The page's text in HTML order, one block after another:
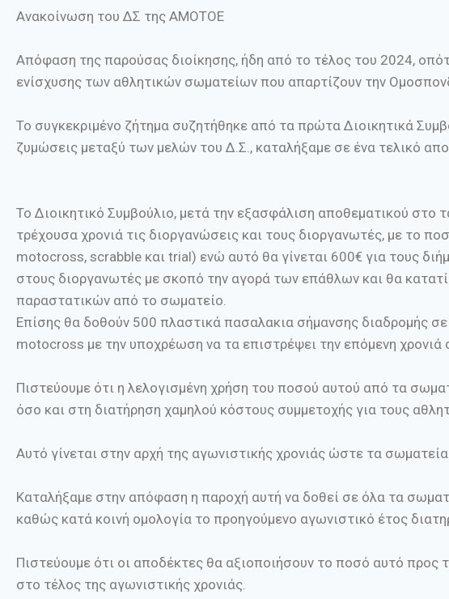
Ανακοίνωση του ΔΣ της ΑΜΟΤΟΕ
Απόφαση της παρούσας διοίκησης, ήδη από το τέλος του 2024,
ενίσχυσης των αθλητικών σωματείων που απαρτίζουν την
Το συγκεκριμένο ζήτημα συζητήθηκε από τα πρώτα Διοικητικά
ζυμώσεις μεταξύ των μελών του Δ.Σ., καταλήξαμε σε ένα τελικό
Το Διοικητικό Συμβούλιο, μετά την εξασφάλιση αποθεματικού στο
τρέχουσα χρονιά τις διοργανώσεις και τους διοργανωτές, με το
motocross, scrabble και trial) ενώ αυτό θα γίνεται 600€ για τους
στους διοργανωτές με σκοπό την αγορά των επάθλων και θα
παραστατικών από το σωματείο.
Επίσης θα δοθούν 500 πλαστικά πασαλακια σήμανσης διαδρομής
motocross με την υποχρέωση να τα επιστρέψει την επόμενη
Πιστεύουμε ότι η λελογισμένη χρήση του ποσού αυτού από τα
όσο και στη διατήρηση χαμηλού κόστους συμμετοχής για τους
Αυτό γίνεται στην αρχή της αγωνιστικής χρονιάς ώστε τα
Καταλήξαμε στην απόφαση η παροχή αυτή να δοθεί σε όλα τα
καθώς κατά κοινή ομολογία το προηγούμενο αγωνιστικό έτος
Πιστεύουμε ότι οι αποδέκτες θα αξιοποιήσουν το ποσό αυτό
στο τέλος της αγωνιστικής χρονιάς.